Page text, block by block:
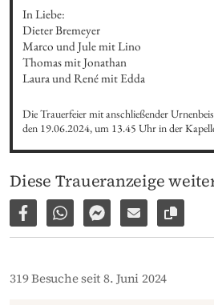
In Liebe:
Dieter Bremeyer
Marco und Jule mit Lino
Thomas mit Jonathan
Laura und René mit Edda
Die Trauerfeier mit anschließender
den 19.06.2024, um 13.45 Uhr in der
Diese Traueranzeige
Auf Facebook teilen
Per WhatsApp weiterleiten
Per Facebook
Per E-Mail
Link
319 Besuche seit 8. Juni 2024